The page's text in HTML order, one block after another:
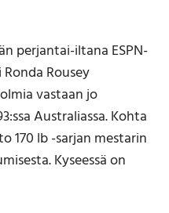
perjantai-iltana ESPN-
Rousey
vastaan jo
Australiassa. Kohta
170 lb -sarjan mestarin
Kyseessä on